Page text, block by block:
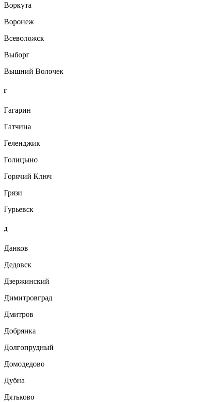
Воркута
Воронеж
Всеволожск
Выборг
Вышний Волочек
Г
Гагарин
Гатчина
Геленджик
Голицыно
Горячий Ключ
Грязи
Гурьевск
Д
Данков
Дедовск
Дзержинский
Димитровград
Дмитров
Добрянка
Долгопрудный
Домодедово
Дубна
Дятьково